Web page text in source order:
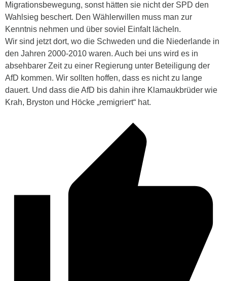
Migrationsbewegung, sonst hätten sie nicht der SPD den
Wahlsieg beschert. Den Wählerwillen muss man zur
Kenntnis nehmen und über soviel Einfalt lächeln.
Wir sind jetzt dort, wo die Schweden und die Niederlande in
den Jahren 2000-2010 waren. Auch bei uns wird es in
absehbarer Zeit zu einer Regierung unter Beteiligung der
AfD kommen. Wir sollten hoffen, dass es nicht zu lange
dauert. Und dass die AfD bis dahin ihre Klamaukbrüder wie
Krah, Bryston und Höcke „remigriert“ hat.